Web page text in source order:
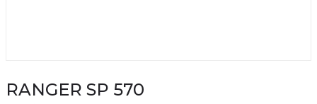
RANGER SP 570